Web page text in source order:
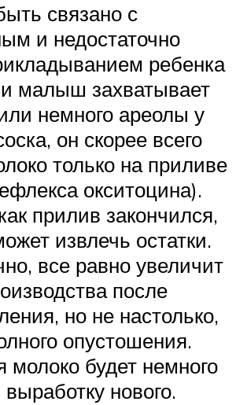
связано с
и недостаточно
ребенка
малыш захватывает
немного ареолы у
он скорее всего
только на приливе
окситоцина).
прилив закончился,
извлечь остатки.
все равно увеличит
после
но не настолько,
опустошения.
будет немного
нового.